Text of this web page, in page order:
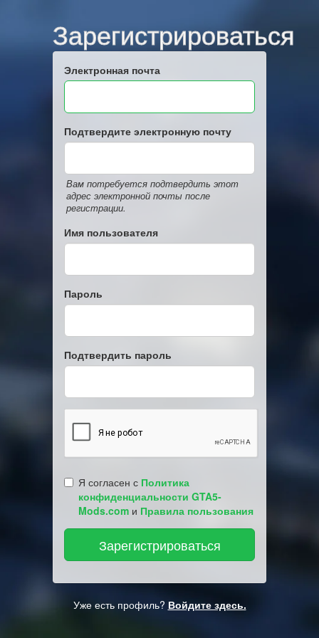
Зарегистрироваться
Электронная почта
Подтвердите электронную почту
Вам потребуется подтвердить этот
адрес электронной почты после
регистрации.
Имя пользователя
Пароль
Подтвердить пароль
Я согласен с Политика
конфиденциальности GTA5-
Mods.com и Правила пользования
Уже есть профиль? Войдите здесь.